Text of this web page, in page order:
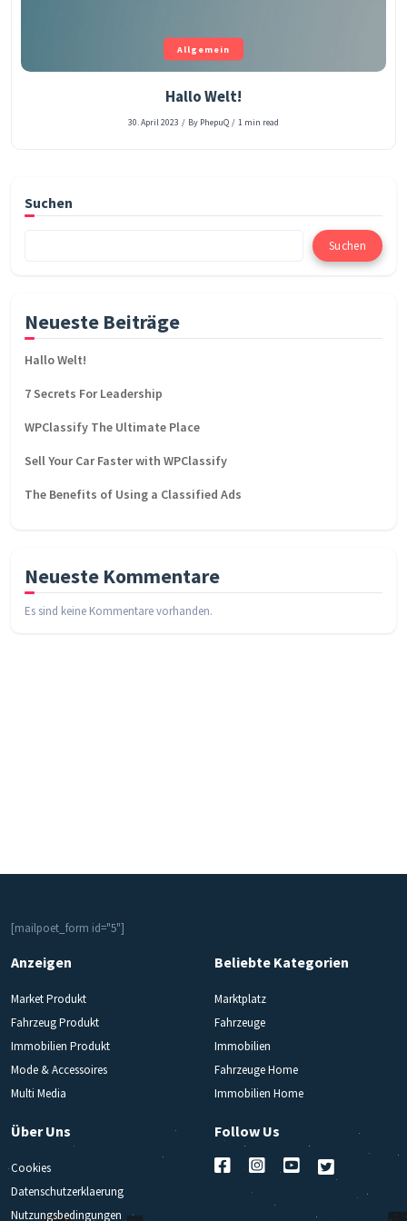
Allgemein
Hallo Welt!
30. April 2023 / By PhepuQ / 1 min read
Suchen
Suchen
Neueste Beiträge
Hallo Welt!
7 Secrets For Leadership
WPClassify The Ultimate Place
Sell Your Car Faster with WPClassify
The Benefits of Using a Classified Ads
Neueste Kommentare
Es sind keine Kommentare vorhanden.
[mailpoet_form id="5"]
Anzeigen
Market Produkt
Fahrzeug Produkt
Immobilien Produkt
Mode & Accessoires
Multi Media
Beliebte Kategorien
Marktplatz
Fahrzeuge
Immobilien
Fahrzeuge Home
Immobilien Home
Über Uns
Cookies
Datenschutzerklaerung
Nutzungsbedingungen
Follow Us